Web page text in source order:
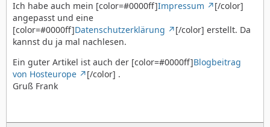
Ich habe auch mein [color=#0000ff]Impressum
[/color]
angepasst und eine
[color=#0000ff]Datenschutzerklärung
[/color] erstellt. Da
kannst du ja mal nachlesen.
Ein guter Artikel ist auch der [color=#0000ff]Blogbeitrag
von Hosteurope
[/color] .
Gruß Frank